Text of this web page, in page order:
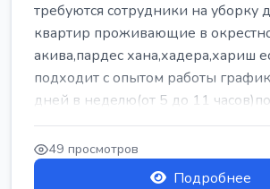
требуются сотрудники на уборку
квартир проживающие в
акива,пардес хана,хадера,хариш
подходит с опытом работы
дней в неделю(от 5 до 11 часов)по
49 просмотров
Подробнее